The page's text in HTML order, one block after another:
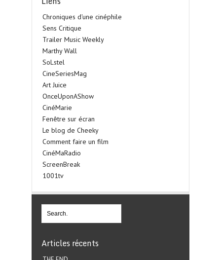
Chroniques d'une cinéphile
Sens Critique
Trailer Music Weekly
Marthy Wall
SoLstel
CineSeriesMag
Art Juice
OnceUponAShow
CinéMarie
Fenêtre sur écran
Le blog de Cheeky
Comment faire un film
CinéMaRadio
ScreenBreak
1001tv
Articles récents